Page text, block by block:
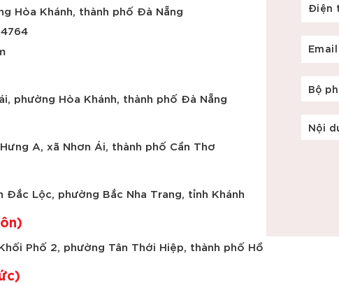
Hòa Khánh, thành phố Đà Nẵng
phường Hòa Khánh, thành phố Đà Nẵng
A, xã Nhơn Ái, thành phố Cần Thơ
Đắc Lộc, phường Bắc Nha Trang, tỉnh Khánh
Phố 2, phường Tân Thới Hiệp, thành phố Hồ
Điện
Email
Bộ
Nội